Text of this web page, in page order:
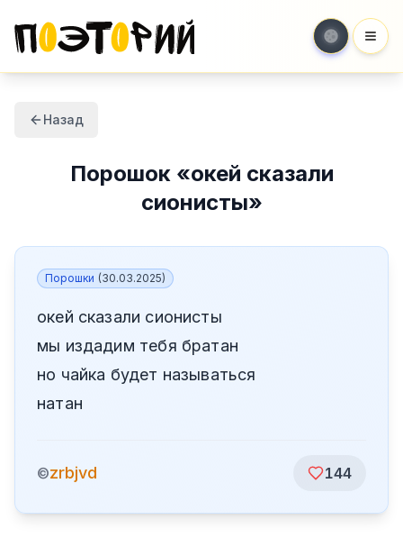
Назад
Порошок«окей сказали
сионисты»
Порошки (30.03.2025)
окей сказали сионисты
мы издадим тебя братан
но чайка будет называться
натан
©zrbjvd 144